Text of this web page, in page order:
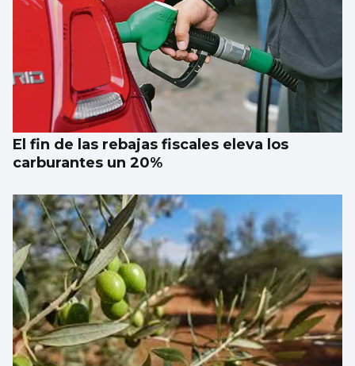
El fin de las rebajas fiscales eleva los
carburantes un 20%